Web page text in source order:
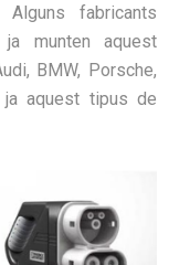
fabricants
munten aquest
BMW, Porsche,
ja aquest tipus de